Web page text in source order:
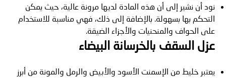
نود أن نشير إلى أن هذه المادة لديها مرونة عالية، حيث يمكن
التحكم بها بسهولة. بالإضافة إلى ذلك، فهي مناسبة للاستخدام
على الحواف والمنحنيات والأجزاء الضيقة.
عزل السقف بالخرسانة البيضاء
يعتبر خليط من الإسمنت الأسود والأبيض والرمل والمونة من أبرز